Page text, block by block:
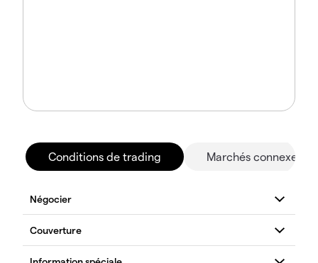
Conditions de trading Marchés connexes